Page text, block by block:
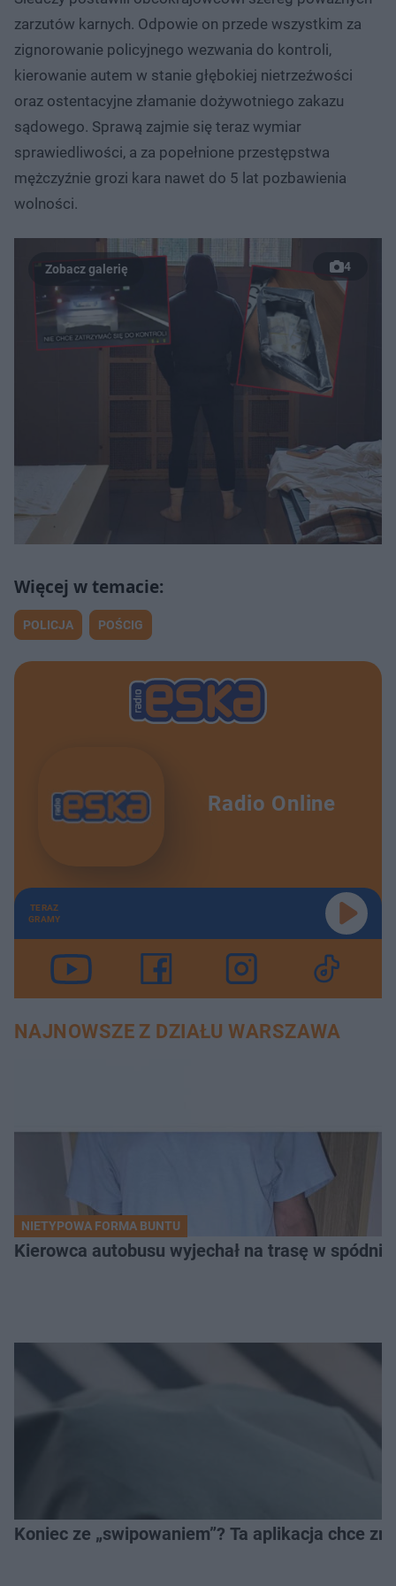
zarzutów karnych. Odpowie on przede wszystkim za
zignorowanie policyjnego wezwania do kontroli,
kierowanie autem w stanie głębokiej nietrzeźwości
oraz ostentacyjne złamanie dożywotniego zakazu
sądowego. Sprawą zajmie się teraz wymiar
sprawiedliwości, a za popełnione przestępstwa
mężczyźnie grozi kara nawet do 5 lat pozbawienia
wolności.
4
POLICJA POŚCIG
Radio Online
TERAZ
GRAMY
NAJNOWSZE Z DZIAŁU WARSZAWA
NIETYPOWA FORMA BUNTU
Kierowca autobusu wyjechał na trasę w
Koniec ze „swipowaniem”? Ta aplikacja chce